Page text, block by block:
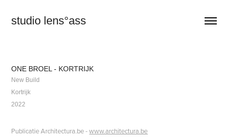
studio lens°ass
ONE BROEL - KORTRIJK
New Build
Kortrijk
2022
Publicatie Architectura.be -www.architectura.be